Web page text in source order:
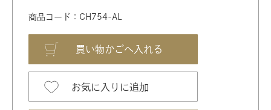
商品コード：CH754-AL
お気に入りに追加